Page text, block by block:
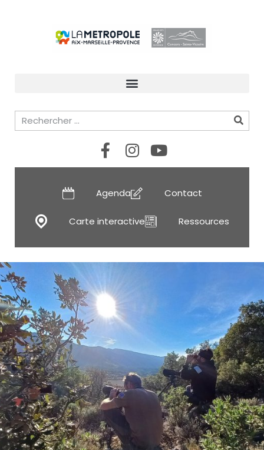
Agenda Contact
Carte interactive Ressources